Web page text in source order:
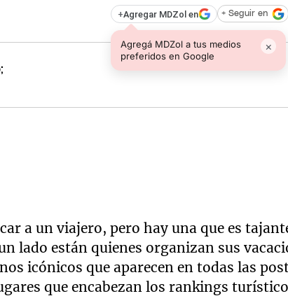
+Agregar MDZol en
Agregá MDZol a tus medios
preferidos en Google
×
+ Seguir en
a un viajero, pero hay una que es
lado están quienes organizan sus
icónicos que aparecen en todas las
que encabezan los rankings